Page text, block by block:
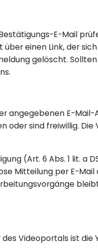
E-Mail
einen Link, der
gelöscht.
angegebenen E-Mail-
oder sind freiwillig. Die
(Art. 6 Abs. 1 lit. a
Mitteilung per E-Mail
Videoportals ist die